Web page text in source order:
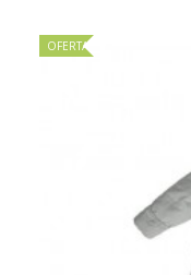
OFERTA